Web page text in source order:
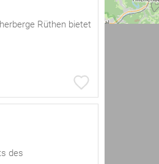
Rüthen bietet
des